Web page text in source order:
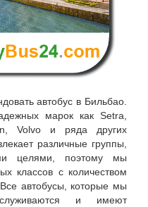
автобус в Бильбао
марок как Setra,
Volvo и ряда других
различные группы,
целями, поэтому мы
классов с количеством
автобусы, которые мы
и имеют